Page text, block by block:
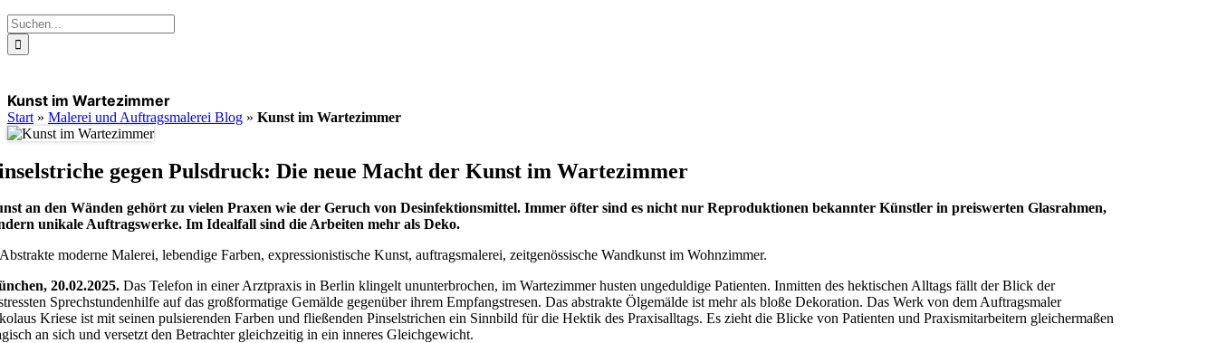
Suche
nach:
Kunst im Wartezimmer
Start » Malerei und Auftragsmalerei Blog » Kunst im Wartezimmer
gegen Pulsdruck: Die neue Macht der Kunst im Wartezimmer
an den Wänden gehört zu vielen Praxen wie der Geruch von Desinfektionsmittel. Immer öfter sind es nicht nur Reproduktionen bekannter Künstler in preiswerten Glasrahmen,
unikale Auftragswerke. Im Idealfall sind die Arbeiten mehr als Deko.
20.02.2025. Das Telefon in einer Arztpraxis in Berlin klingelt ununterbrochen, im Wartezimmer husten ungeduldige Patienten. Inmitten des hektischen Alltags fällt der Blick der
Sprechstundenhilfe auf das großformatige Gemälde gegenüber ihrem Empfangstresen. Das abstrakte Ölgemälde ist mehr als bloße Dekoration. Das Werk von dem Auftragsmaler
Kriese ist mit seinen pulsierenden Farben und fließenden Pinselstrichen ein Sinnbild für die Hektik des Praxisalltags. Es zieht die Blicke von Patienten und Praxismitarbeitern gleichermaßen
an sich und versetzt den Betrachter gleichzeitig in ein inneres Gleichgewicht.